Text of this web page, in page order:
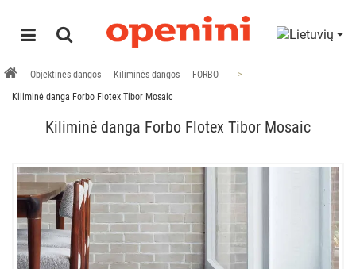
Objektinės dangos Kiliminės dangos
FORBO
Kiliminė danga Forbo Flotex Tibor Mosaic
Kiliminė danga Forbo Flotex Tibor Mosaic